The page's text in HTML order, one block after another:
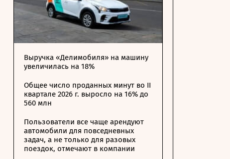
Выручка «Делимобиля» на машину
увеличилась на 18%
Общее число проданных минут во II
квартале 2026 г. выросло на 16% до
560 млн
Пользователи все чаще арендуют
автомобили для повседневных
задач, а не только для разовых
поездок, отмечают в компании